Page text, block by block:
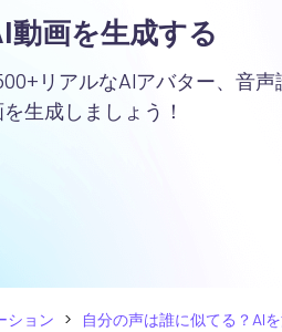
画を生成する
リアルなAIアバター、音
生成しましょう！
ション > 自分の声は誰に似てる？AI